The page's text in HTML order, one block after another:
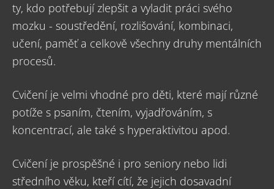
ty, kdo potřebují zlepšit a vyladit práci svého
mozku - soustředění, rozlišování, kombinaci,
učení, paměť a celkově všechny druhy mentálních
procesů.
Cvičení je velmi vhodné pro děti, které mají různé
potíže s psaním, čtením, vyjadřováním, s
koncentrací, ale také s hyperaktivitou apod.
Cvičení je prospěšné i pro seniory nebo lidi
středního věku, kteří cítí, že jejich dosavadní